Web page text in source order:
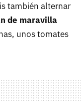
también alternar
de maravilla
unos tomates